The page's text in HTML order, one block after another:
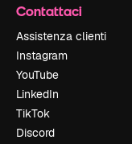
Contattaci
Assistenza clienti
Instagram
YouTube
LinkedIn
TikTok
Discord